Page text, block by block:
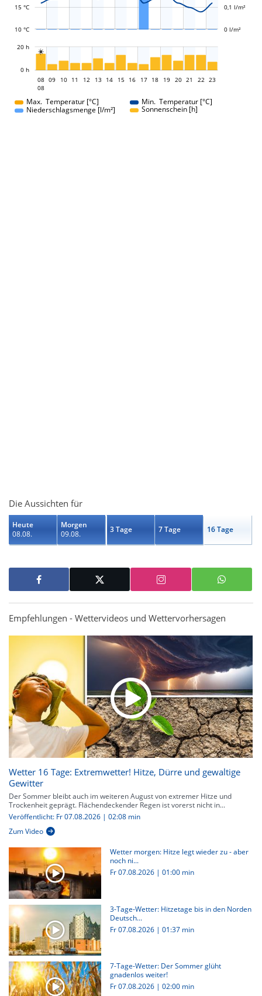
10 °C
15 °C
0 l/m²
0,1 l/m²

0 h
20 h
08
08
08
09 10 11 12 13 14 15 16 17 18 19 20 21 22 23
Max. Temperatur [°C]
Min. Temperatur [°C]
Niederschlagsmenge [l/m²]
Sonnenschein [h]
Die Aussichten für
Heute
08.08.
Morgen
09.08.
3 Tage 7 Tage 16 Tage
Empfehlungen - Wettervideos und Wettervorhersagen
Wetter 16 Tage: Extremwetter! Hitze, Dürre und gewaltige
Gewitter
Der Sommer bleibt auch im weiteren August von extremer Hitze und
Trockenheit geprägt. Flächendeckender Regen ist vorerst nicht in...
Veröffentlicht: Fr 07.08.2026 | 02:08 min
Zum Video
Wetter morgen: Hitze legt wieder zu - aber
noch ni...
Fr 07.08.2026 | 01:00 min
3-Tage-Wetter: Hitzetage bis in den Norden
Deutsch...
Fr 07.08.2026 | 01:37 min
7-Tage-Wetter: Der Sommer glüht
gnadenlos weiter!
Fr 07.08.2026 | 02:00 min